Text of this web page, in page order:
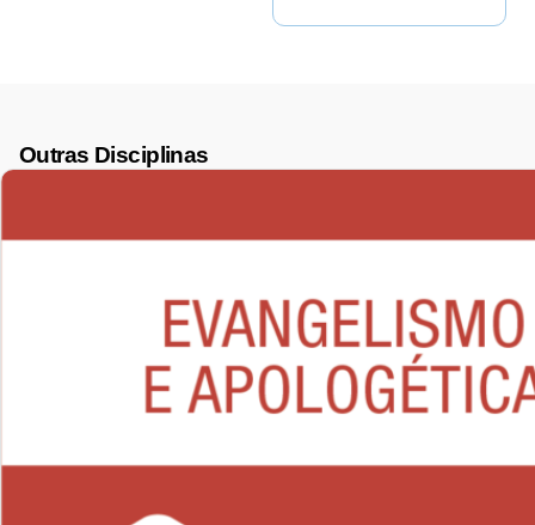
Outras Disciplinas